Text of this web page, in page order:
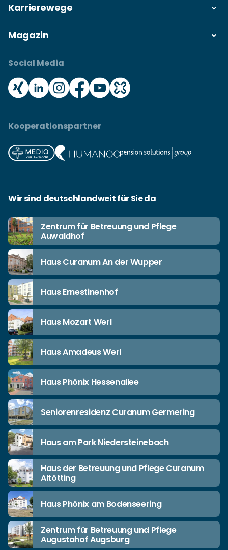
Karrierewege
Magazin
Social Media
Kooperationspartner
Wir sind deutschlandweit für Sie da
Zentrum für Betreuung und Pflege
Auwaldhof
Haus Curanum An der Wupper
Haus Ernestinenhof
Haus Mozart Werl
Haus Amadeus Werl
Haus Phönix Hessenallee
Seniorenresidenz Curanum Germering
Haus am Park Niedersteinebach
Haus der Betreuung und Pflege Curanum
Altötting
Haus Phönix am Bodenseering
Zentrum für Betreuung und Pflege
Augustahof Augsburg